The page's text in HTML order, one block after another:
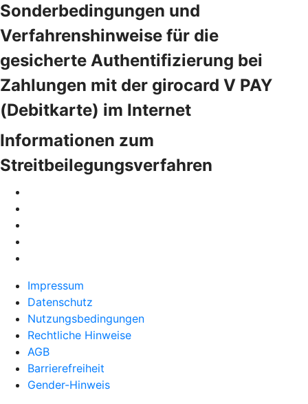
Sonderbedingungen und
Verfahrenshinweise für die
gesicherte Authentifizierung bei
Zahlungen mit der girocard V PAY
(Debitkarte) im Internet
Informationen zum
Streitbeilegungsverfahren
Impressum
Datenschutz
Nutzungsbedingungen
Rechtliche Hinweise
AGB
Barrierefreiheit
Gender-Hinweis